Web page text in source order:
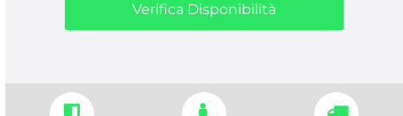
Verifica Disponibilità